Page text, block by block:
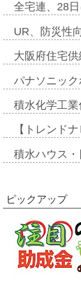
全宅連、28
UR、防災性
大阪府住宅
パナソニッ
積水化学工
【トレンド
積水ハウス
ピックアップ